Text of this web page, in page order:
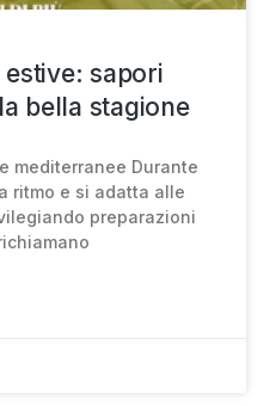
sapori
bella stagione
mediterranee Durante
ritmo e si adatta alle
preparazioni